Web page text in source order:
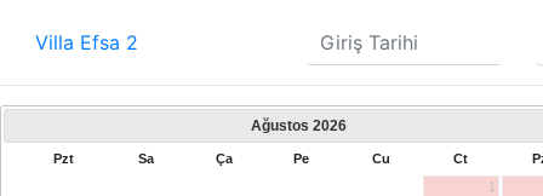
Villa Efsa 2
Ağustos 2026
Pzt Sa Ça Pe Cu Ct
1